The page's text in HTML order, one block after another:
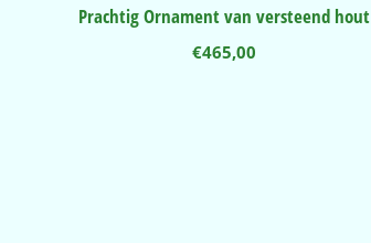
Prachtig Ornament van versteend hout
€465,00